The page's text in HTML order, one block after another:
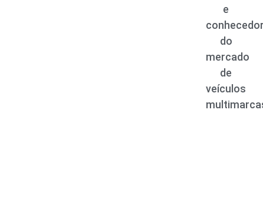
e
do
mercado
de
veículos